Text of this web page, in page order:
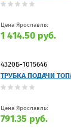
Цена Ярославль:
1 414.50 руб.
4320Б-1015646
ТРУБКА ПОДАЧИ
Цена Ярославль:
791.35 руб.